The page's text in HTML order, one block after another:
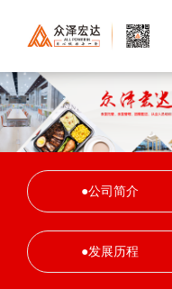
网站首页
关于我们
公司动态
饮食文化
公司简介
发展历程